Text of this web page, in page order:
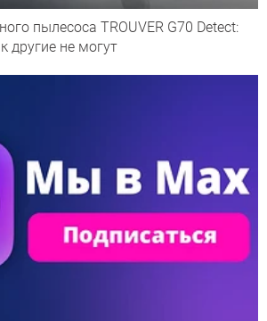
пылесоса TROUVER G70 Detect:
другие не могут